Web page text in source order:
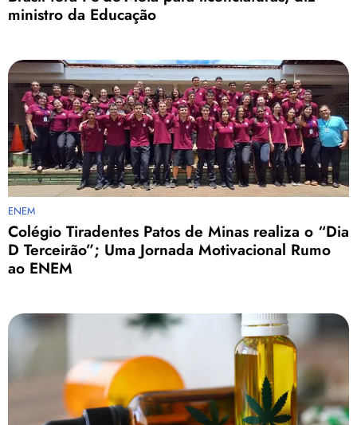
ministro da Educação
ENEM
Colégio Tiradentes Patos de Minas realiza o “Dia
D Terceirão”; Uma Jornada Motivacional Rumo
ao ENEM